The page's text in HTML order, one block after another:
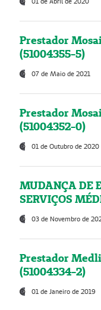
Prestador
(51004355-5)
07 de Maio de 2021
Prestador
(51004352-0)
01 de Outubro de 2020
MUDANÇA DE
SERVIÇOS
03 de Novembro de
Prestador
(51004334-2)
01 de Janeiro de 2019